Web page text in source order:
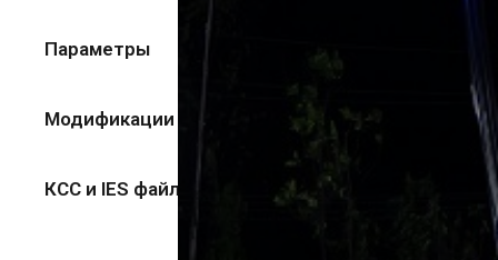
Параметры
Модификации
КСС и IES файл